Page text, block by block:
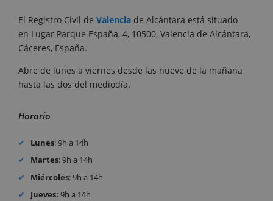
El Registro Civil de Valencia de Alcántara está situado
en Lugar Parque España, 4, 10500, Valencia de Alcántara,
Cáceres, España.
Abre de lunes a viernes desde las nueve de la mañana
hasta las dos del mediodía.
Horario
Lunes: 9h a 14h
Martes: 9h a 14h
Miércoles: 9h a 14h
Jueves: 9h a 14h